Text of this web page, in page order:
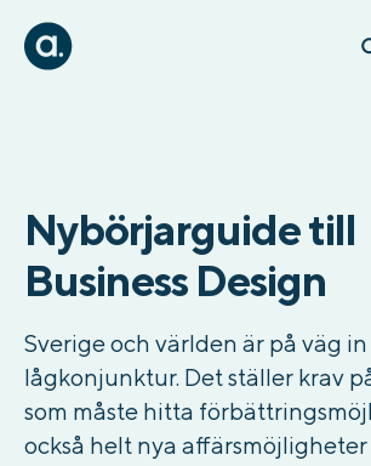
Nybörjarguide till
Business Design
Sverige och världen är på väg in
lågkonjunktur. Det ställer krav
som måste hitta
också helt nya